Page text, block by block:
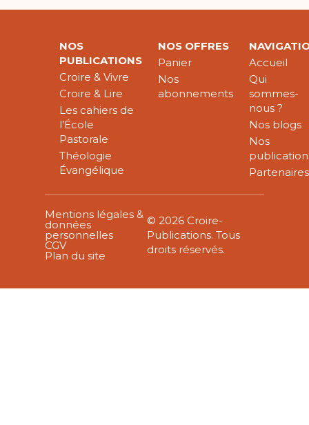
NOS
PUBLICATIONS
Croire & Vivre
Croire & Lire
Les cahiers de
l’École
Pastorale
Théologie
Évangélique
NOS OFFRES
Panier
Nos
abonnements
Accueil
Qui
sommes-
nous ?
Nos blogs
Nos
Partenaires
Mentions légales &
données
personnelles
CGV
Plan du site
© 2026 Croire-
Publications. Tous
droits réservés.